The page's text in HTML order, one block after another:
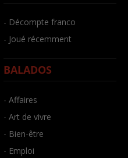
- Décompte franco
- Joué récemment
BALADOS
- Affaires
- Art de vivre
- Bien-être
- Emploi